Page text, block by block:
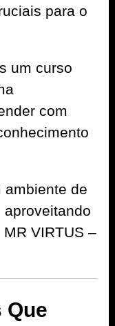
para o
um curso
com
ambiente de
aproveitando
VIRTUS –
Que